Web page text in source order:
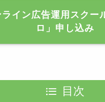
ライン広告運用スクー
ロ」申し込み
目次